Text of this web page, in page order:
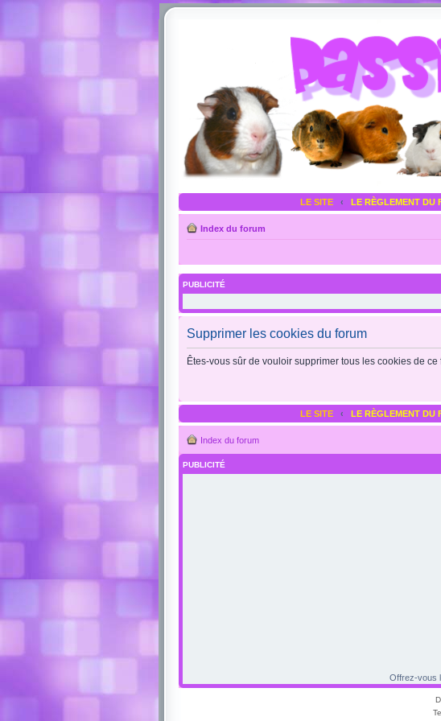
LE SITE ‹ LE RÈGLEMENT DU
Index du forum
PUBLICITÉ
Supprimer les cookies du forum
Êtes-vous sûr de vouloir supprimer tous les cookies de ce
LE SITE ‹ LE RÈGLEMENT DU
Index du forum
PUBLICITÉ
Offrez-vous